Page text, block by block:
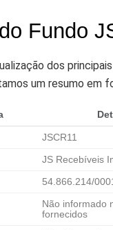
Fundo
dos
um resumo em
JSCR11
JS Recebíveis
54.866.214/
Não informado
fornecidos